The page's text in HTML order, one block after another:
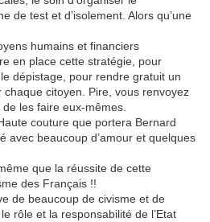
de test et d’isolement. Alors qu’une
humains et financiers
en place cette stratégie, pour
dépistage, pour rendre gratuit un
citoyen. Pire, vous renvoyez
les faire eux-mêmes.
couture que portera Bernard
avec beaucoup d’amour et quelques
que la réussite de cette
des Français !!
de beaucoup de civisme et de
rôle et la responsabilité de l’Etat